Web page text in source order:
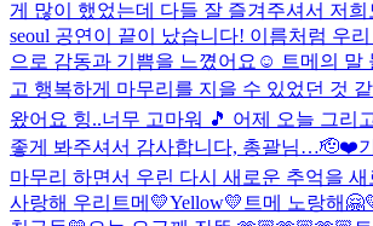
게 많이 했었는데 다들 잘 즐겨주셔서 저
seoul 공연이 끝이 났습니다! 이름처럼 우
으로 감동과 기쁨을 느꼈어요☺️ 트메의 말
고 행복하게 마무리를 지을 수 있었던 것
왔어요 힝..너무 고마워 🎵 어제 오늘 그리
좋게 봐주셔서 감사합니다, 총괄님…🫡❤️
마무리 하면서 우린 다시 새로운 추억을
사랑해 우리트메💛Yellow💛 트메 노랑해